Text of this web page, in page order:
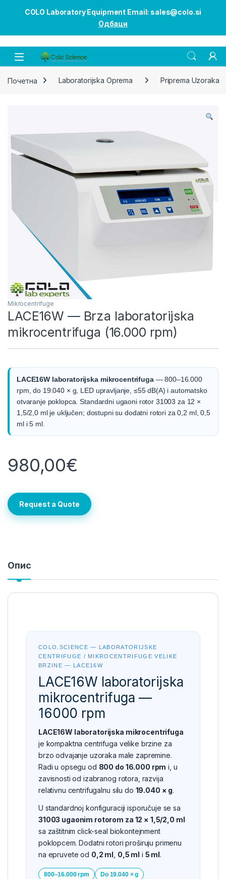
COLO Laboratory Equipment Email: sales@colo.si
Одбаци
Open
Почетна Laboratorijska Oprema Priprema Uzoraka
Mikrocentrifuge
LACE16W — Brza laboratorijska
mikrocentrifuga (16.000 rpm)
LACE16W laboratorijska mikrocentrifuga— 800–16.000
rpm, do 19.040 × g, LED upravljanje, ≤55 dB(A) i automatsko
otvaranje poklopca. Standardni ugaoni rotor 31003 za 12 ×
1,5/2,0 ml je uključen; dostupni su dodatni rotori za 0,2 ml, 0,5
ml i 5 ml.
980,00€
Request a Quote
Опис
COLO.SCIENCE — LABORATORIJSKE
CENTRIFUGE / MIKROCENTRIFUGE VELIKE
BRZINE — LACE16W
LACE16W laboratorijska
mikrocentrifuga —
16000 rpm
LACE16W laboratorijska mikrocentrifuga
je kompaktna centrifuga velike brzine za
brzo odvajanje uzoraka male zapremine.
Radi u opsegu od 800 do 16.000 rpm i, u
zavisnosti od izabranog rotora, razvija
relativnu centrifugalnu silu do 19.040 × g.
U standardnoj konfiguraciji isporučuje se sa
31003 ugaonim rotorom za 12 × 1,5/2,0 ml
sa zaštitnim click-seal biokontejnment
poklopcem. Dodatni rotori proširuju primenu
na epruvete od 0,2 ml 0,5 ml i 5 ml.
800–16.000 rpm
Do 19.040 × g